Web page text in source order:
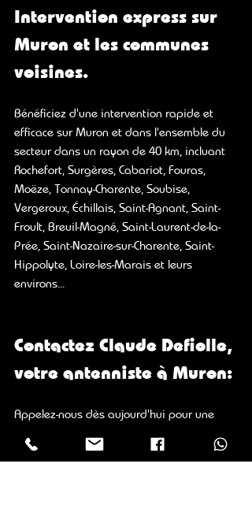
Intervention express sur
Muron et les communes
voisines.
Bénéficiez d'une intervention rapide et
efficace sur Muron et dans l'ensemble du
secteur dans un rayon de 40 km, incluant
Rochefort, Surgères, Cabariot, Fouras,
Moëze, Tonnay-Charente, Soubise,
Vergeroux, Échillais, Saint-Agnant, Saint-
Froult, Breuil-Magné, Saint-Laurent-de-la-
Prée, Saint-Nazaire-sur-Charente, Saint-
Hippolyte, Loire-les-Marais et leurs
environs...
Contactez Claude Defiolle,
votre antenniste à Muron:
Appelez-nous dès aujourd'hui pour une
installation professionnelle !